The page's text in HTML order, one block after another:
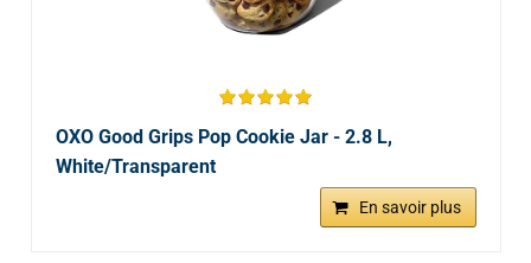
OXO Good Grips Pop Cookie Jar - 2.8 L,
White/Transparent
En savoir plus